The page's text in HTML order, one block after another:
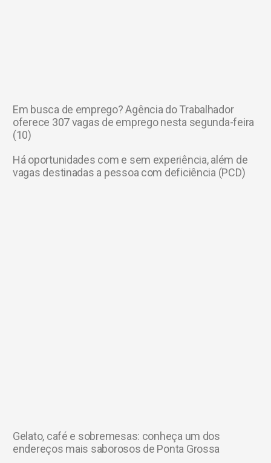
Em busca de emprego? Agência do Trabalhador
oferece 307 vagas de emprego nesta segunda-feira
(10)
Há oportunidades com e sem experiência, além de
vagas destinadas a pessoa com deficiência (PCD)
Gelato, café e sobremesas: conheça um dos
endereços mais saborosos de Ponta Grossa